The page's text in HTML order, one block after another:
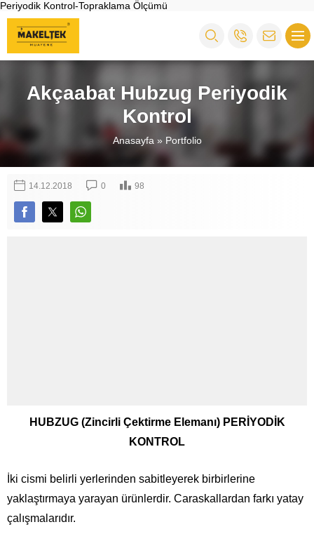
Periyodik Kontrol-Topraklama Ölçümü
Akçaabat Hubzug Periyodik
Kontrol
Anasayfa » Portfolio
14.12.2018 0 98
HUBZUG (Zincirli Çektirme Elemanı) PERİYODİK
KONTROL
İki cismi belirli yerlerinden sabitleyerek birbirlerine
yaklaştırmaya yarayan ürünlerdir. Caraskallardan farkı yatay
çalışmalarıdır.